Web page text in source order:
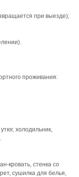
при выезде);
проживания:
холодильник,
кровать, стенка со
сушилка для белья,